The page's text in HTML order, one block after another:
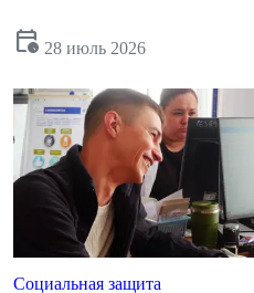
calendar_clock 28 июль 2026
Социальная защита